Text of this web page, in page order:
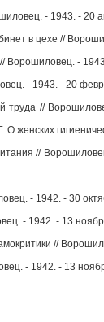
- 1943. - 20
в цехе //
Ворошиловец. -
- 1943. - 20
труда //
женских
//
- 1942. - 30
- 1942. - 13
//
- 1942. - 13